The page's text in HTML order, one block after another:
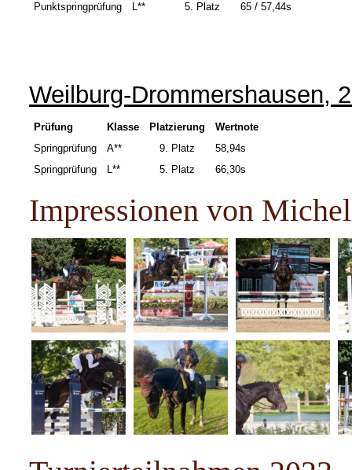
Punktspringprüfung
L** 5. Platz 65 / 57,44s
Weilburg-Drommershausen,
Prüfung Klasse Platzierung
Wertnote
Springprüfung
A** 9. Platz
58,94s
Springprüfung
L** 5. Platz 66,30s
Impressionen von